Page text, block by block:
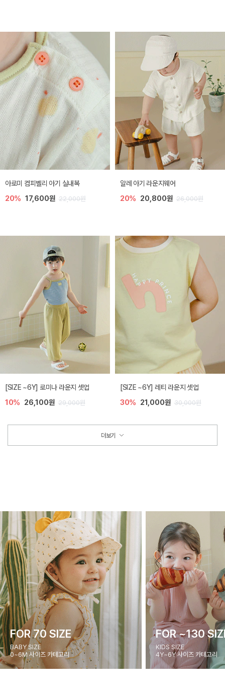
아로미 컴피벨리 아기 실내복
20% 17,600원 22,000원
알레 아기 라운지웨어
20% 20,800원 26,000원
[SIZE ~6Y] 로미나 라운지 셋업
10% 26,100원 29,000원
[SIZE ~6Y] 레티 라운지 셋업
30% 21,000원 30,000원
더보기
FOR 70 SIZE
BABY SIZE
0~6M 사이즈 카테고리
FOR ~130
KIDS SIZE
4Y~6Y 사이즈 카테고리